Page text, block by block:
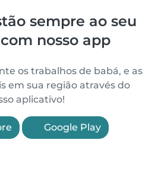
sempre ao seu
nosso app
os trabalhos de babá, e as
em sua região através do
aplicativo!
Google Play